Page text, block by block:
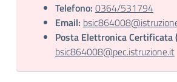
Telefono: 0364/531794
Email:
Posta Elettronica Certificata
bsic864008@pec.istruzione.it